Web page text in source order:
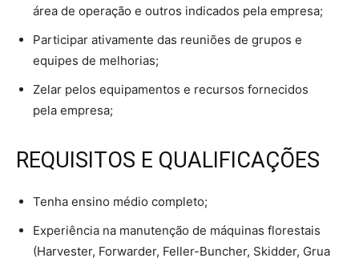
área de operação e outros indicados pela empresa;
Participar ativamente das reuniões de grupos e
equipes de melhorias;
Zelar pelos equipamentos e recursos fornecidos
pela empresa;
REQUISITOS E QUALIFICAÇÕES
Tenha ensino médio completo;
Experiência na manutenção de máquinas florestais
(Harvester, Forwarder, Feller-Buncher, Skidder, Grua